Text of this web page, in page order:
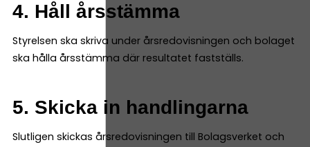
4. Håll årsstämma
Styrelsen ska skriva under årsredovisningen och bolaget
ska hålla årsstämma där resultatet fastställs.
5. Skicka in handlingarna
Slutligen skickas årsredovisningen till Bolagsverket och